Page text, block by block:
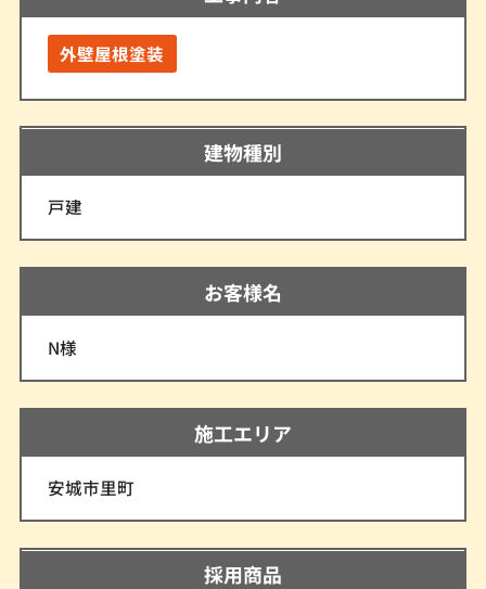
外壁屋根塗装
建物種別
戸建
お客様名
N様
施工エリア
安城市里町
採用商品